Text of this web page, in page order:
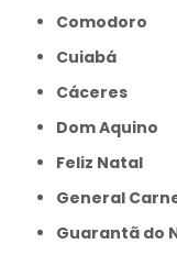
Comodoro
Cuiabá
Cáceres
Dom Aquino
Feliz Natal
General
Guarantã do